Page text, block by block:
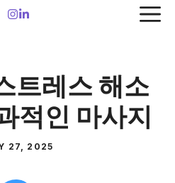
트레스 해소
적인 마사지
27, 2025